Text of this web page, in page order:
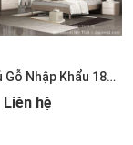
Giường Ngủ Gỗ Nhập Khẩu 185T
Liên hệ